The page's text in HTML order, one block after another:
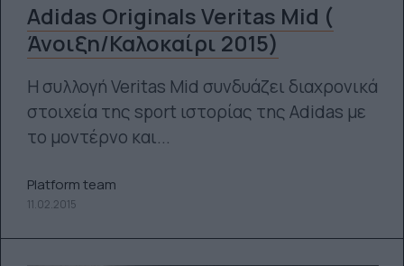
Adidas Originals Veritas Mid (
Άνοιξη/Καλοκαίρι 2015)
Η συλλογή Veritas Mid συνδυάζει διαχρονικά
στοιχεία της sport ιστορίας της Adidas με
το μοντέρνο και...
Platform team
11.02.2015